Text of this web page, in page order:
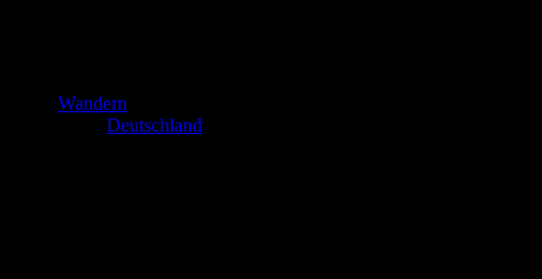
Wandern
Deutschland